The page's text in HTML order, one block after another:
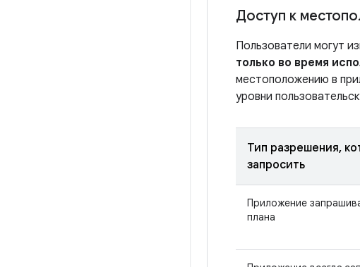
Доступ к
Пользователи могут
только во время
местоположению в
уровни
Тип разрешения,
запросить
Приложение
плана